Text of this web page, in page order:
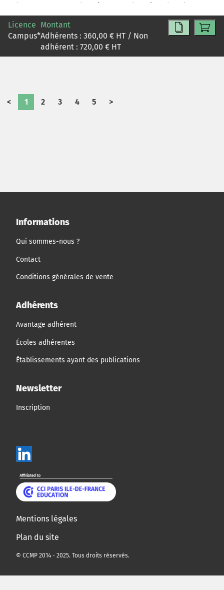
créer un restaurant à Paris - 'Dans le noir '- dont la
majorité des employés sont des non-voyants. Pour
conduire son projet il s'est appuyé sur une ONG,
l'association Paul Guinot.
Licence
Campus*
Montant
Adhérents : 360,00 € HT / Non
adhérent : 720,00 € HT
< 1 2 3 4 5 >
Informations
Qui sommes-nous ?
Contact
Conditions générales de vente
Adhérents
Avantage adhérent
Écoles adhérentes
Établissements ayant des publications
Newsletter
Inscription
Mentions légales
Plan du site
© CCMP 2014 - 2025. Tous droits réservés.